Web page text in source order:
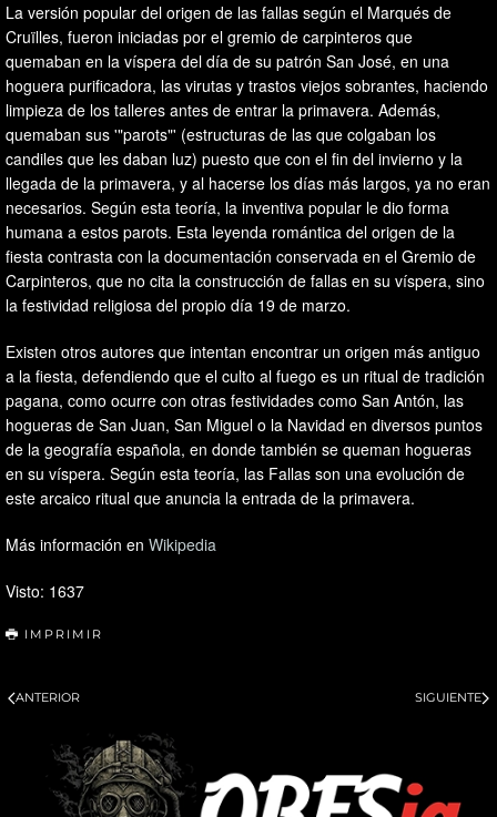
La versión popular del origen de las fallas según el Marqués de
Cruïlles, fueron iniciadas por el gremio de carpinteros que
quemaban en la víspera del día de su patrón San José, en una
hoguera purificadora, las virutas y trastos viejos sobrantes, haciendo
limpieza de los talleres antes de entrar la primavera. Además,
quemaban sus '"parots"' (estructuras de las que colgaban los
candiles que les daban luz) puesto que con el fin del invierno y la
llegada de la primavera, y al hacerse los días más largos, ya no eran
necesarios. Según esta teoría, la inventiva popular le dio forma
humana a estos parots. Esta leyenda romántica del origen de la
fiesta contrasta con la documentación conservada en el Gremio de
Carpinteros, que no cita la construcción de fallas en su víspera, sino
la festividad religiosa del propio día 19 de marzo.
Existen otros autores que intentan encontrar un origen más antiguo
a la fiesta, defendiendo que el culto al fuego es un ritual de tradición
pagana, como ocurre con otras festividades como San Antón, las
hogueras de San Juan, San Miguel o la Navidad en diversos puntos
de la geografía española, en donde también se queman hogueras
en su víspera. Según esta teoría, las Fallas son una evolución de
este arcaico ritual que anuncia la entrada de la primavera.
Más información en Wikipedia
Visto: 1637
IMPRIMIR
ANTERIOR SIGUIENTE